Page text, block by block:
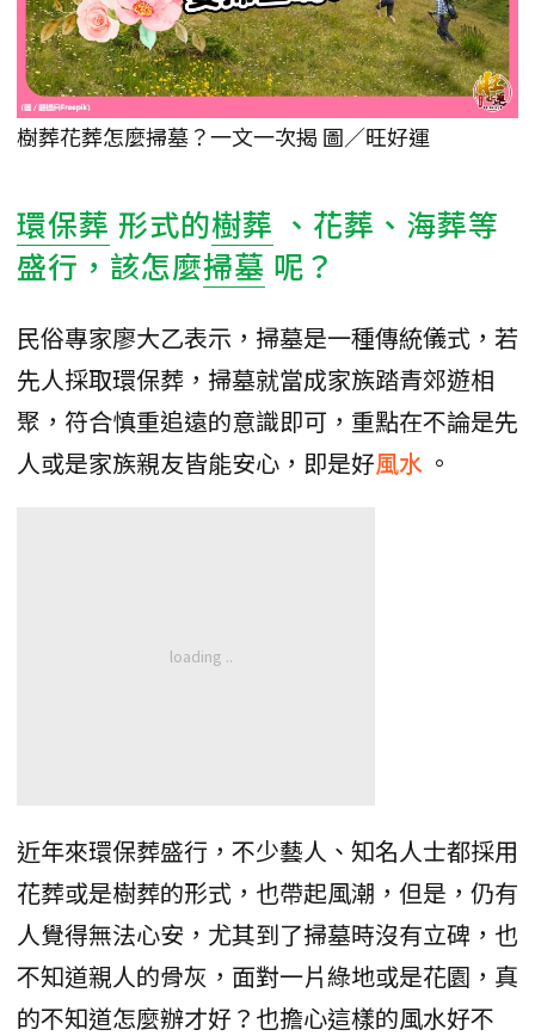
樹葬花葬怎麼掃墓？一文一次揭 圖／旺好運
環保葬 形式的樹葬 、花葬、海葬等
盛行，該怎麼掃墓 呢？
民俗專家廖大乙表示，掃墓是一種傳統儀式，若
先人採取環保葬，掃墓就當成家族踏青郊遊相
聚，符合慎重追遠的意識即可，重點在不論是先
人或是家族親友皆能安心，即是好風水 。
近年來環保葬盛行，不少藝人、知名人士都採用
花葬或是樹葬的形式，也帶起風潮，但是，仍有
人覺得無法心安，尤其到了掃墓時沒有立碑，也
不知道親人的骨灰，面對一片綠地或是花園，真
的不知道怎麼辦才好？也擔心這樣的風水好不